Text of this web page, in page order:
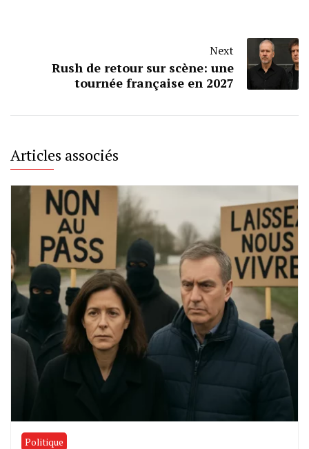
Next
Rush de retour sur scène: une
tournée française en 2027
Articles associés
Politique